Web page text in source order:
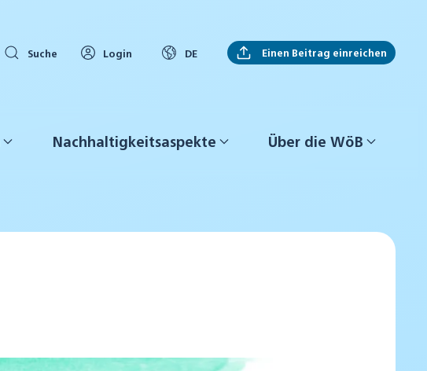
Suche Login DE Einen Beitrag einreichen
Nachhaltigkeitsaspekte Über die WöB